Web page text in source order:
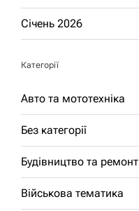
Січень 2026
Категорії
Авто та мототехніка
Без категорії
Будівництво та ремонт
Військова тематика